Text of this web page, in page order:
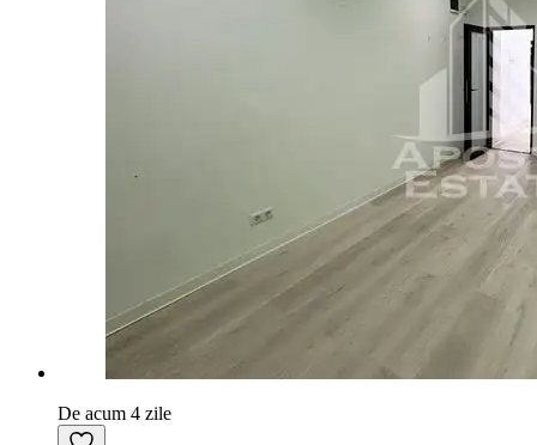
De acum 4 zile